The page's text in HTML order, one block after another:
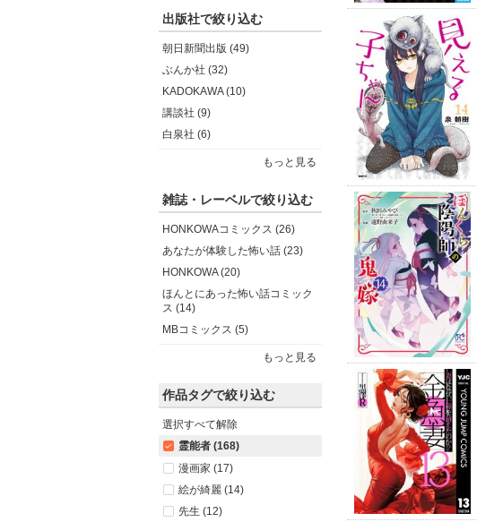
出版社で絞り込む
朝日新聞出版 (49)
ぶんか社 (32)
KADOKAWA (10)
講談社 (9)
白泉社 (6)
もっと見る
雑誌・レーベルで絞り込む
HONKOWAコミックス (26)
あなたが体験した怖い話 (23)
HONKOWA (20)
ほんとにあった怖い話コミック
ス (14)
MBコミックス (5)
もっと見る
作品タグで絞り込む
選択すべて解除
霊能者 (168)
漫画家 (17)
絵が綺麗 (14)
先生 (12)